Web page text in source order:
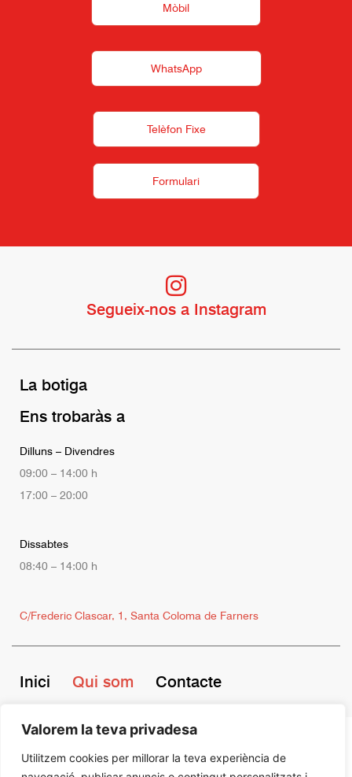
Valorem la teva privadesa
Utilitzem cookies per millorar la teva experiència de
Mòbil
WhatsApp
Telèfon Fixe
Formulari
Segueix-nos a Instagram
La botiga
Ens trobaràs a
Dilluns – Divendres
09:00 – 14:00 h
17:00 – 20:00
Dissabtes
08:40 – 14:00 h
C/Frederic Clascar, 1, Santa Coloma de Farners
Inici Qui som Contacte
©2026 Carnisseria Joan Vendrell by Tekla| Tots els drets reservats